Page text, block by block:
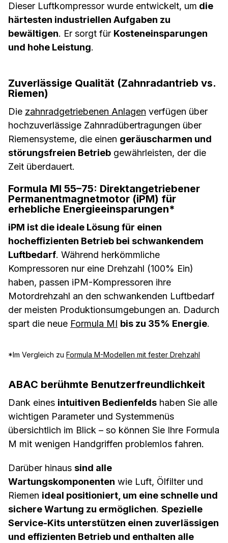
Dieser Luftkompressor wurde entwickelt, um die
härtesten industriellen Aufgaben zu
bewältigen. Er sorgt für Kosteneinsparungen
und hohe Leistung.
Zuverlässige Qualität (Zahnradantrieb vs.
Riemen)
Die zahnradgetriebenen Anlagen verfügen über
hochzuverlässige Zahnradübertragungen über
Riemensysteme, die einen geräuscharmen und
störungsfreien Betrieb gewährleisten, der die
Zeit überdauert.
Formula MI 55–75: Direktangetriebener
Permanentmagnetmotor (iPM) für
erhebliche Energieeinsparungen*
iPM ist die ideale Lösung für einen
hocheffizienten Betrieb bei schwankendem
Luftbedarf. Während herkömmliche
Kompressoren nur eine Drehzahl (100% Ein)
haben, passen iPM-Kompressoren ihre
Motordrehzahl an den schwankenden Luftbedarf
der meisten Produktionsumgebungen an. Dadurch
spart die neue Formula MI bis zu 35% Energie.
*Im Vergleich zu Formula M-Modellen mit fester Drehzahl
ABAC berühmte Benutzerfreundlichkeit
Dank eines intuitiven Bedienfelds haben Sie alle
wichtigen Parameter und Systemmenüs
übersichtlich im Blick – so können Sie Ihre Formula
M mit wenigen Handgriffen problemlos fahren.
Darüber hinaus sind alle
Wartungskomponenten wie Luft, Ölfilter und
Riemen ideal positioniert, um eine schnelle und
sichere Wartung zu ermöglichen. Spezielle
Service-Kits unterstützen einen zuverlässigen
und effizienten Betrieb und enthalten alle